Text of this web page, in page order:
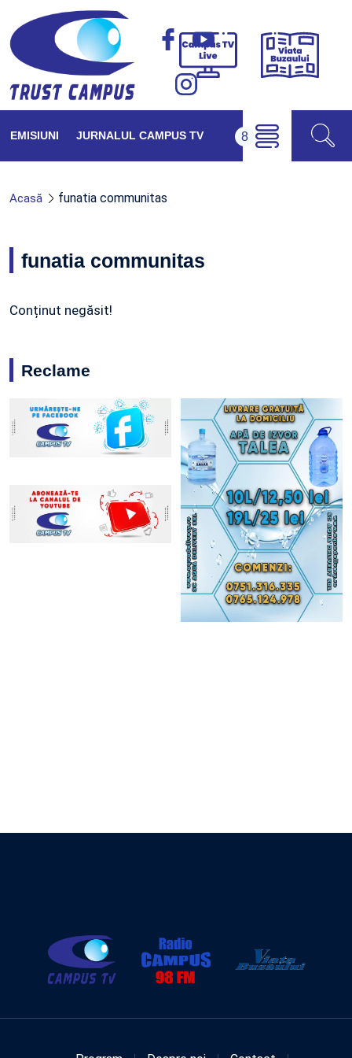
Campus
Viața
EMISIUNI JURNALUL CAMPUS TV
Acasă funatia communitas
funatia communitas
Conținut negăsit!
Reclame